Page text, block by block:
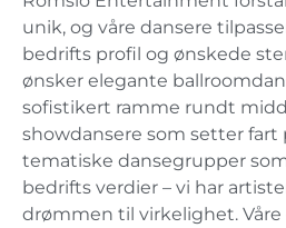
unik, og våre dansere
bedrifts profil og ønskede
ønsker elegante
sofistikert ramme rundt
showdansere som setter fart
tematiske dansegrupper
bedrifts verdier – vi har
drømmen til virkelighet. Våre